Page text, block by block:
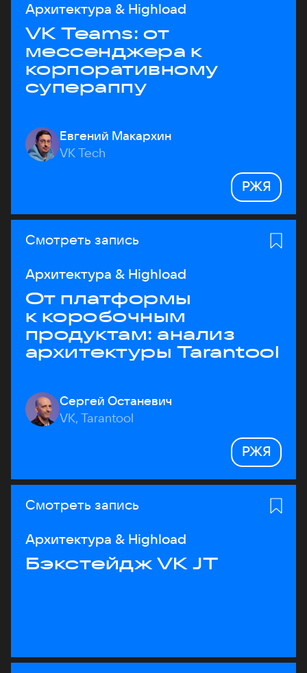
Архитектура & Highload
VK Teams: от
мессенджера к
корпоративному
супераппу
Евгений Макархин
VK Tech
РЖЯ
Смотреть запись
Архитектура & Highload
От платформы
к коробочным
продуктам: анализ
архитектуры Tarantool
Сергей Останевич
VK, Tarantool
РЖЯ
Смотреть запись
Архитектура & Highload
Бэкстейдж VK JT